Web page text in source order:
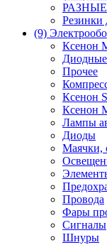
РАЗНЫЕ
Резинки
(9)
Ксенон
Прочее
Ксенон
Ксенон
Лампы
Диоды
Маячки,
Провода
Фары
Сигналы
Шнуры